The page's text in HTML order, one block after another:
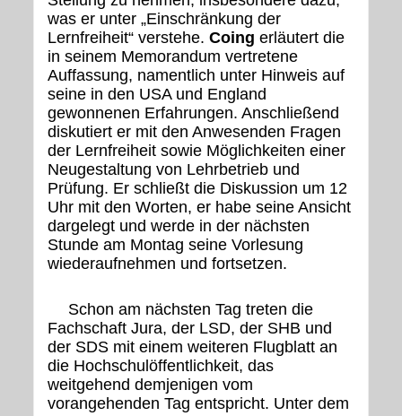
was er unter „Einschränkung der
Lernfreiheit“ verstehe. Coing erläutert die
in seinem Memorandum vertretene
Auffassung, namentlich unter Hinweis auf
seine in den USA und England
gewonnenen Erfahrungen. Anschließend
diskutiert er mit den Anwesenden Fragen
der Lernfreiheit sowie Möglichkeiten einer
Neugestaltung von Lehrbetrieb und
Prüfung. Er schließt die Diskussion um 12
Uhr mit den Worten, er habe seine Ansicht
dargelegt und werde in der nächsten
Stunde am Montag seine Vorlesung
wiederaufnehmen und fortsetzen.
Schon am nächsten Tag treten die
Fachschaft Jura, der LSD, der SHB und
der SDS mit einem weiteren Flugblatt an
die Hochschulöffentlichkeit, das
weitgehend demjenigen vom
vorangehenden Tag entspricht. Unter dem